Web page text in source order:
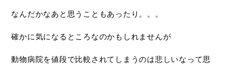
なんだかなあと思うこともあったり。。。
確かに気になるところなのかもしれませんが
動物病院を値段で比較されてしまうのは悲しいなって思